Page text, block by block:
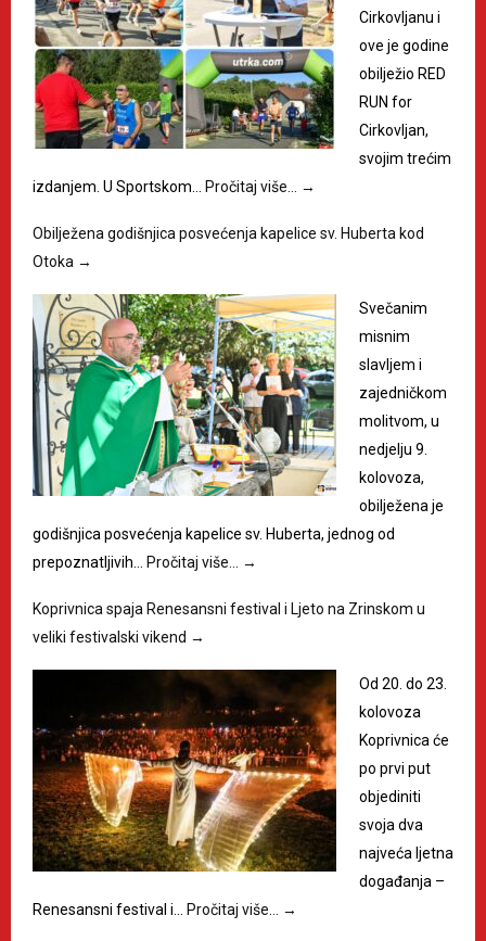
Cirkovljanu i
ove je godine
obilježio RED
RUN for
Cirkovljan,
svojim trećim
izdanjem. U Sportskom… Pročitaj više… →
Obilježena godišnjica posvećenja kapelice sv. Huberta kod
Otoka →
Svečanim
misnim
slavljem i
zajedničkom
molitvom, u
nedjelju 9.
kolovoza,
obilježena je
godišnjica posvećenja kapelice sv. Huberta, jednog od
prepoznatljivih… Pročitaj više… →
Koprivnica spaja Renesansni festival i Ljeto na Zrinskom u
veliki festivalski vikend →
Od 20. do 23.
kolovoza
Koprivnica će
po prvi put
objediniti
svoja dva
najveća ljetna
događanja –
Renesansni festival i… Pročitaj više… →